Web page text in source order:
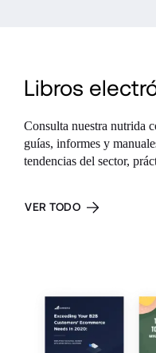
Libros
Consulta nuestra nutrida
guías, informes y
tendencias del sector,
VER TODO